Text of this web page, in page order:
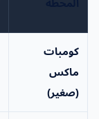
كومبات
ماكس
(صغير)